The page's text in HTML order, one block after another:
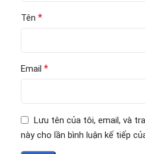
Tên *
Email *
Lưu tên của tôi, email, và
này cho lần bình luận kế tiếp